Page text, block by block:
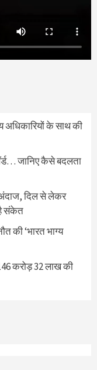
अधिकारियों के साथ की
जानिए कैसे बदलता
दिल से लेकर
संकेत
की ‘भारत भाग्य
करोड़ 32 लाख की